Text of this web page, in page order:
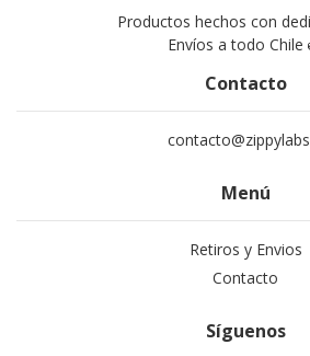
Productos hechos con
Envíos a todo Chile
Contacto
Menú
Retiros y Envios
Contacto
Síguenos